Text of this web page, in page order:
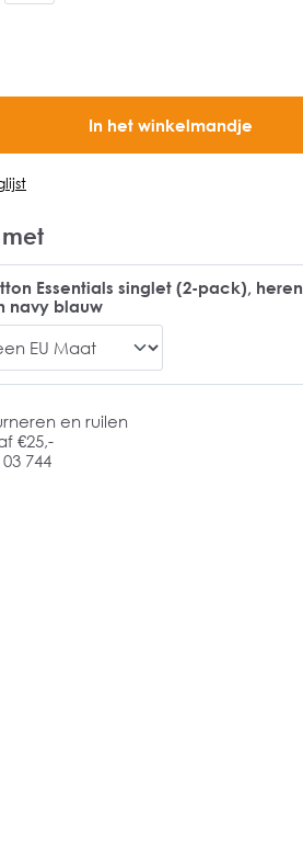
In het winkelmandje
Essentials singlet (2-pack), heren
navy blauw
en ruilen
€25,-
744